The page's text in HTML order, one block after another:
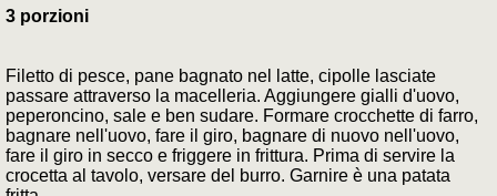
3 porzioni
Filetto di pesce, pane bagnato nel latte, cipolle lasciate
passare attraverso la macelleria. Aggiungere gialli d'uovo,
peperoncino, sale e ben sudare. Formare crocchette di farro,
bagnare nell'uovo, fare il giro, bagnare di nuovo nell'uovo,
fare il giro in secco e friggere in frittura. Prima di servire la
crocetta al tavolo, versare del burro. Garnire è una patata